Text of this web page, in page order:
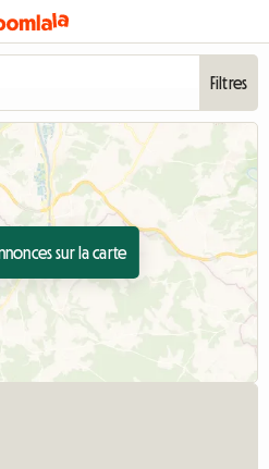
Filtres
sur la carte